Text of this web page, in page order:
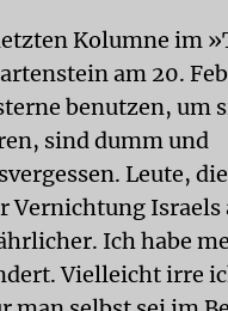
Kolumne im
am 20.
benutzen, um
sind dumm und
Leute,
Vernichtung
Ich habe
Vielleicht irre